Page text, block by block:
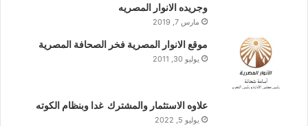
وجريده الانوار المصريه
مارس 7, 2019
موقع الانوار المصرية فخر الصحافة المصرية
يوليو 30, 2011
علاوه الاستثمار والمشترك غدا وبنظام الكوته
يوليو 5, 2022